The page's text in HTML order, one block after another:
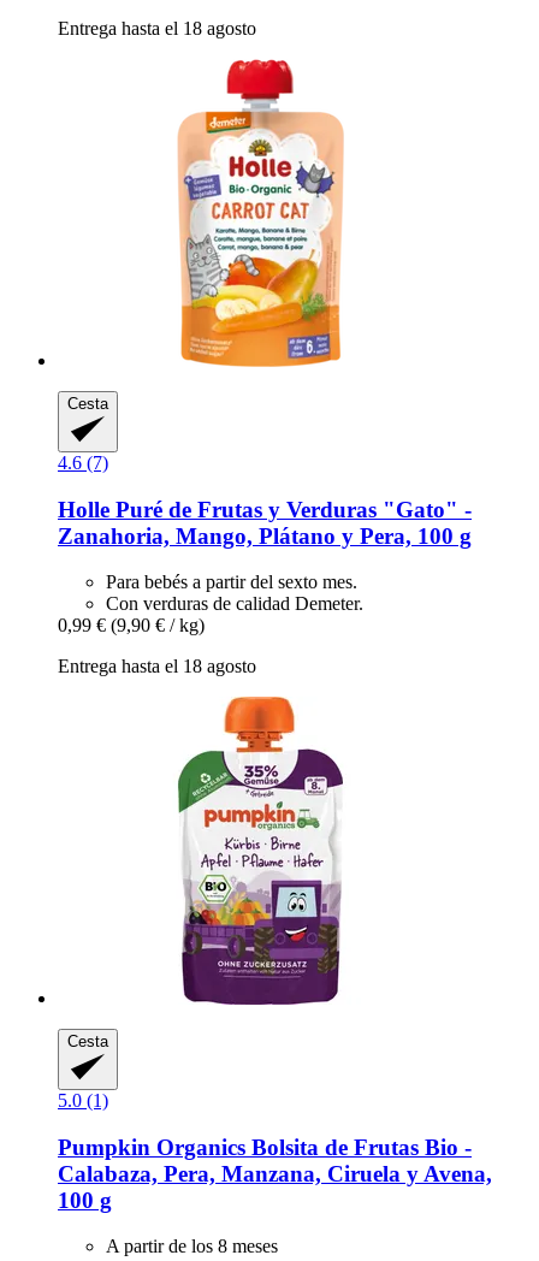
Entrega hasta el 18 agosto
Cesta
4.6 (7)
Holle Puré de Frutas y Verduras "Gato" -​
Zanahoria, Mango, Plátano y Pera, 100 g
Para bebés a partir del sexto mes.
Con verduras de calidad Demeter.
0,99 € (9,90 € / kg)
Entrega hasta el 18 agosto
Cesta
5.0 (1)
Pumpkin Organics Bolsita de Frutas Bio -​
Calabaza, Pera, Manzana, Ciruela y Avena,
100 g
A partir de los 8 meses